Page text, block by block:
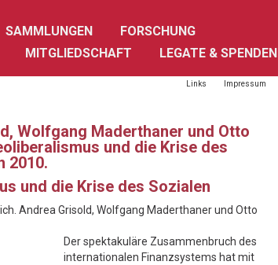
SAMMLUNGEN
FORSCHUNG
MITGLIEDSCHAFT LEGATE & SPENDEN
Links Impressum
Wolfgang Maderthaner und Otto
und die Krise des
2010.
und die Krise des Sozialen
Andrea Grisold, Wolfgang Maderthaner und Otto
Der spektakuläre Zusammenbruch des
internationalen Finanzsystems hat mit